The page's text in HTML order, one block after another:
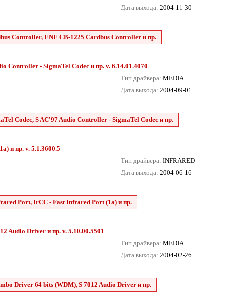
Дата выхода: 2004-11-30
Controller, ENE CB-1225 Cardbus Controller и пр.
Controller - SigmaTel Codec и пр. v. 6.14.01.4070
Тип драйвера: MEDIA
Дата выхода: 2004-09-01
Codec, S AC'97 Audio Controller - SigmaTel Codec и пр.
и пр. v. 5.1.3600.5
Тип драйвера: INFRARED
Дата выхода: 2004-06-16
Port, IrCC - Fast Infrared Port (1a) и пр.
Audio Driver и пр. v. 5.10.00.5501
Тип драйвера: MEDIA
Дата выхода: 2004-02-26
Driver 64 bits (WDM), S 7012 Audio Driver и пр.